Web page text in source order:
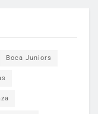
Boca Juniors